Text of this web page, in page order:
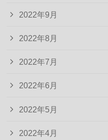
2022年9月
2022年8月
2022年7月
2022年6月
2022年5月
2022年4月